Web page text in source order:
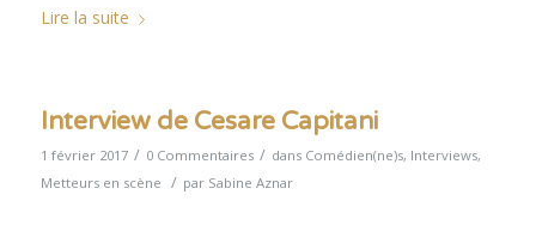
Lire la suite
Interview de Cesare Capitani
1 février 2017 / 0 Commentaires / dans Comédien(ne)s, Interviews,
Metteurs en scène / par Sabine Aznar